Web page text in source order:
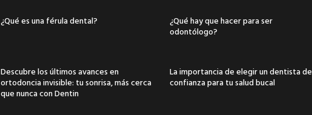
¿Qué es una férula dental?
¿Qué hay que hacer para ser
odontólogo?
Descubre los últimos avances en
ortodoncia invisible: tu sonrisa, más cerca
que nunca con Dentin
La importancia de elegir un dentista de
confianza para tu salud bucal